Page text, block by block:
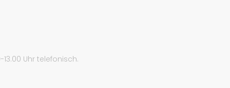
Uhr telefonisch.